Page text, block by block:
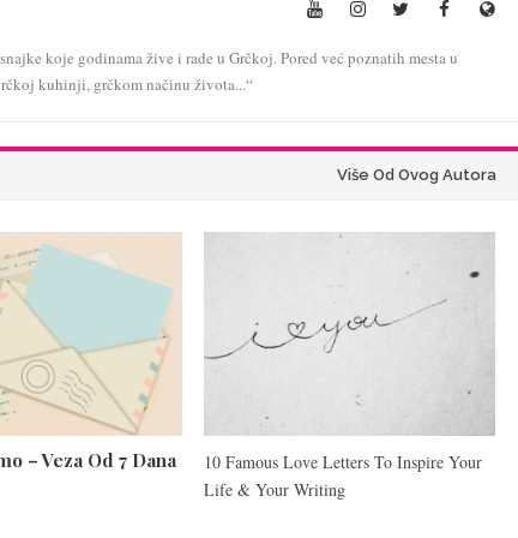
koje godinama žive i rade u Grčkoj. Pored već poznatih mesta u
kuhinji, grčkom načinu života...“
Više Od Ovog Autora
– Veza Od 7 Dana
10 Famous Love Letters To Inspire Your
Life & Your Writing